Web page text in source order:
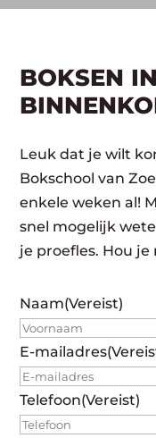
BOKSEN
Leuk dat je wilt
Bokschool van
enkele weken al!
snel mogelijk
je proefles. Hou
Naam(Vereist)
E-mailadres
Telefoon(Vereist)